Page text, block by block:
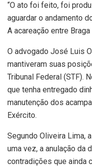
“O ato foi feito, foi
aguardar o andamento
A acareação entre
O advogado José Luis
mantiveram suas
Tribunal Federal (STF).
que tenha entregado
manutenção dos
Exército.
Segundo Oliveira Lima,
uma vez, a anulação da
contradições que ainda